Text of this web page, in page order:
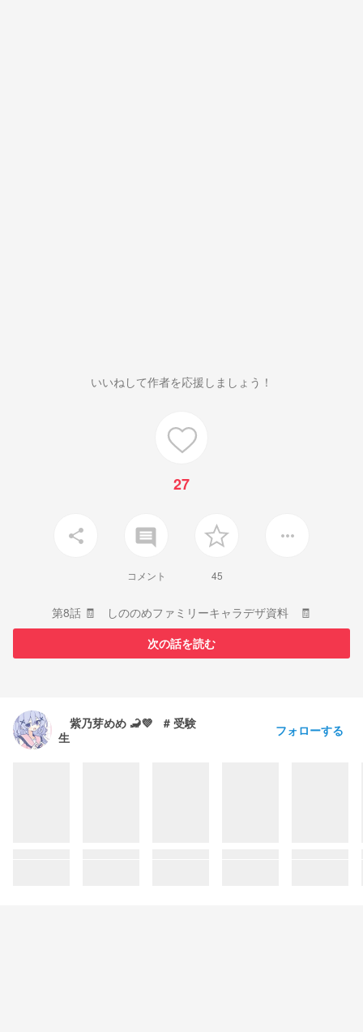
いいねして作者を応援しましょう！
27
share insert_comment
コメント 45
more_horiz
第8話 🧾 しののめファミリーキャラデザ資料 🧾
次の話を読む
紫乃芽めめ 🦂💜 # 受験
生
フォローする